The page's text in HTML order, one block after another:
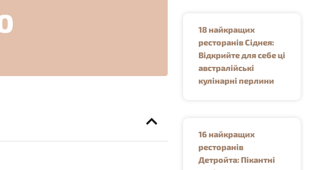
18 найкращих
ресторанів Сіднея:
Відкрийте для себе ці
австралійські
кулінарні перлини
16 найкращих
ресторанів
Детройта: Пікантні